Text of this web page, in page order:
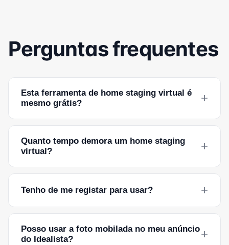
Perguntas frequentes
Esta ferramenta de home staging virtual é
mesmo grátis?
+
Quanto tempo demora um home staging
virtual?
+
Tenho de me registar para usar? +
Posso usar a foto mobilada no meu anúncio
do Idealista?
+